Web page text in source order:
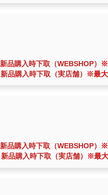
新品購入時下取（WEBSHOP）
新品購入時下取（実店舗）
※最
新品購入時下取（WEBSHOP）
新品購入時下取（実店舗）
※最